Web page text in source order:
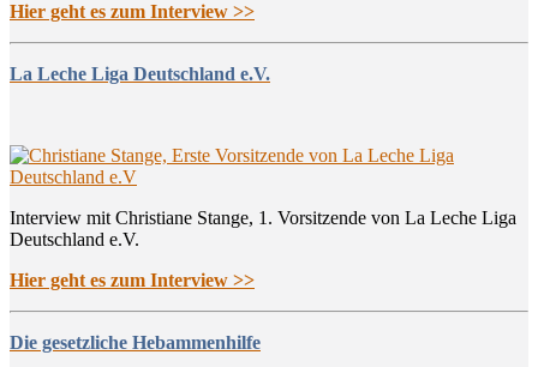
Hier geht es zum Interview >>
La Leche Liga Deutschland e.V.
Interview mit Christiane Stange, 1. Vorsitzende von La Leche Liga
Deutschland e.V.
Hier geht es zum Interview >>
Die gesetzliche Hebammenhilfe